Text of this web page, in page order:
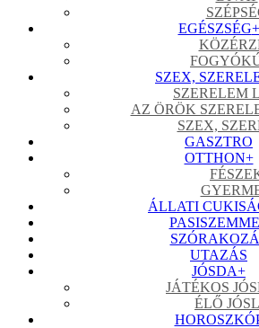
EGÉSZSÉG+
SZEX,
SZERELEM
AZ ÖRÖK
SZEX,
GASZTRO
OTTHON+
ÁLLATI
UTAZÁS
JÓSDA+
JÁTÉKOS
ÉLŐ